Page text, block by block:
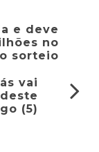
e deve
no
sorteio
vai
(5)